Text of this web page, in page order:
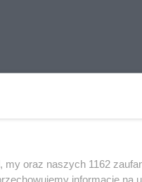
my oraz naszych 1162
informacje na